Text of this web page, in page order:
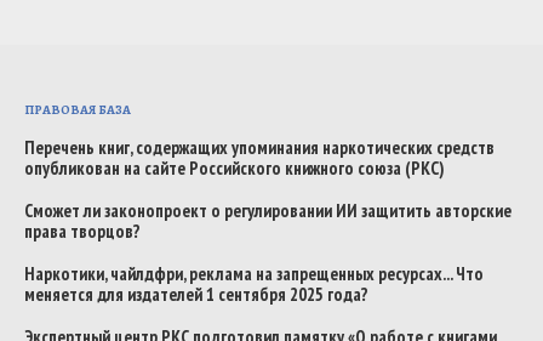
ПРАВОВАЯ БАЗА
Перечень книг, содержащих упоминания наркотических средств
опубликован на сайте Российского книжного союза (РКС)
Сможет ли законопроект о регулировании ИИ защитить авторские
права творцов?
Наркотики, чайлдфри, реклама на запрещенных ресурсах... Что
меняется для издателей 1 сентября 2025 года?
Экспертный центр РКС подготовил памятку «О работе с книгами